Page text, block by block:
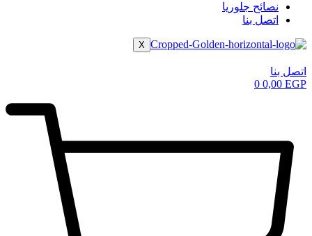
نصائح جلوريا
اتصل بنا
X
اتصل بنا
0,00 EGP
0